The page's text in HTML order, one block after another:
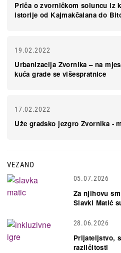
Priča o zvorničkom soluncu iz
istorije od Kajmakčalana do
19.02.2022
Urbanizacija Zvornika – na
kuća grade se višespratnice
17.02.2022
Uže gradsko jezgro Zvornika -
VEZANO
05.07.2026
Za njihovu
Slavki Matić
28.06.2026
Prijateljstvo,
različitosti